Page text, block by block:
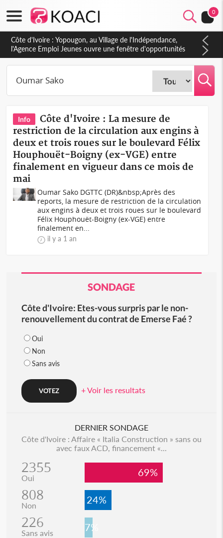
0
Côte d'Ivoire : Yopougon, au Village de l'Indépendance,
l'Agence Emploi Jeunes ouvre une fenêtre d'opportunités
pour la jeunesse ivoirienne
Info
Côte d'Ivoire : La mesure de
restriction de la circulation aux engins à
deux et trois roues sur le boulevard Félix
Houphouët-Boigny (ex-VGE) entre
finalement en vigueur dans ce mois de
mai
Oumar Sako DGTTC (DR)&nbsp;Après des
reports, la mesure de restriction de la circulation
aux engins à deux et trois roues sur le boulevard
Félix Houphouët-Boigny (ex-VGE) entre
finalement en...
il y a 1 an
SONDAGE
Côte d'Ivoire: Etes-vous surpris par le non-
renouvellement du contrat de Emerse Faé ?
Oui
Non
Sans avis
+ Voir les resultats
DERNIER SONDAGE
Côte d'Ivoire : Affaire « Italia Construction » sans ou
avec faux ACD, financement «...
2355
Oui 69%
808
Non 24%
226
Sans avis 7%